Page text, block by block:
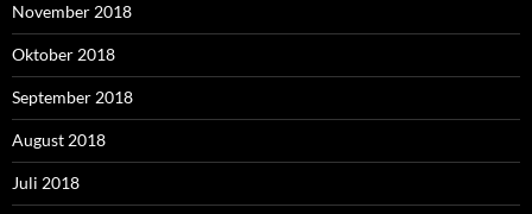
November 2018
Oktober 2018
September 2018
August 2018
Juli 2018